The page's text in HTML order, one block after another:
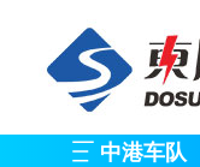
中港车队